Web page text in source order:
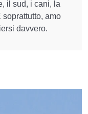
il sud, i cani, la
amo
davvero.